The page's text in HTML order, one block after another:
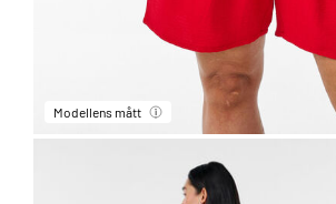
Modellens mått